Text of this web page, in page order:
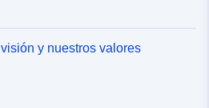
y nuestros valores